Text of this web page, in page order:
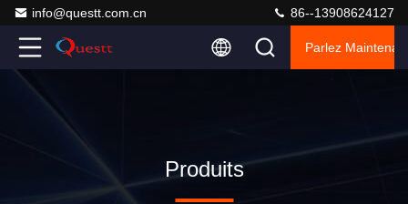
info@questt.com.cn 86--13908624127
Parlez
Produits